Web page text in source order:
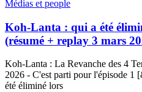
Médias et people
Koh-Lanta : qui a été
(résumé + replay 3 mars
Koh-Lanta : La Revanche des 4
2026 - C'est parti pour l'épisode 1
été éliminé lors